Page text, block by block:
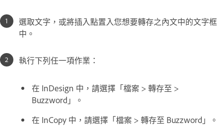
選取文字，或將插入點置入您想要轉存之內文中的文字框
中。
執行下列任一項作業：
在 InDesign 中，請選擇「檔案 > 轉存至 >
Buzzword」。
在 InCopy 中，請選擇「檔案 > 轉存至 Buzzword」。